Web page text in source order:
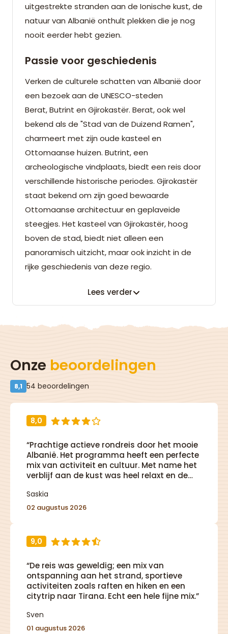
uitgestrekte stranden aan de Ionische kust, de
natuur van Albanië onthult plekken die je nog
nooit eerder hebt gezien.
Passie voor geschiedenis
Verken de culturele schatten van Albanië door
een bezoek aan de UNESCO-steden
Berat, Butrint en Gjirokastër. Berat, ook wel
bekend als de "Stad van de Duizend Ramen",
charmeert met zijn oude kasteel en
Ottomaanse huizen. Butrint, een
archeologische vindplaats, biedt een reis door
verschillende historische periodes. Gjirokastër
staat bekend om zijn goed bewaarde
Ottomaanse architectuur en geplaveide
steegjes. Het kasteel van Gjirokastër, hoog
boven de stad, biedt niet alleen een
panoramisch uitzicht, maar ook inzicht in de
rijke geschiedenis van deze regio.
Lees verder
Onze beoordelingen
8,1 54 beoordelingen
8,0
“Prachtige actieve rondreis door het mooie
Albanië. Het programma heeft een perfecte
mix van activiteit en cultuur. Met name het
verblijf aan de kust was heel relaxt en de
was het reizen met een groep super leuk en
een echte toevoeging wat ik niet had willen
Saskia
02 augustus 2026
9,0
“De reis was geweldig; een mix van
ontspanning aan het strand, sportieve
activiteiten zoals raften en hiken en een
citytrip naar Tirana. Echt een hele fijne mix.”
Sven
01 augustus 2026